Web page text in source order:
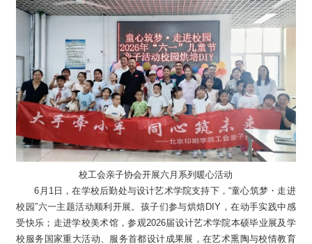
校工会亲子协会开展六月系列暖心活动
6月1日，在学校后勤处与设计艺术学院支持下，“童心筑梦・走进
校园”六一主题活动顺利开展。孩子们参与烘焙DIY，在动手实践中感
受快乐；走进学校美术馆，参观2026届设计艺术学院本硕毕业展及学
校服务国家重大活动、服务首都设计成果展，在艺术熏陶与校情教育